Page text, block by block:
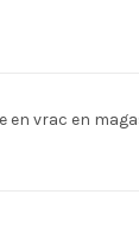
en vrac en